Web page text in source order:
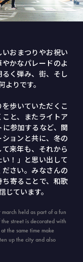
おまつりやお祝い
かなパレードのよ
く弾み、街、そし
りです。
歩いていただくこ
と、またライトア
参加するなど、関
ョンと共に、冬の
来年も、それから
！」と思い出して
さい。みなさんの
ち寄ることで、和歌
ています。
held as part of a fun
street is decorated with
the same time make
up the city and also